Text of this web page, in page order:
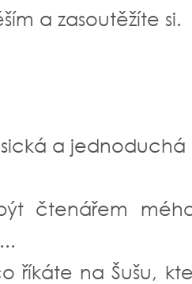
a zasoutěžíte si.
a jednoduchá
čtenářem
říkáte na Šušu,